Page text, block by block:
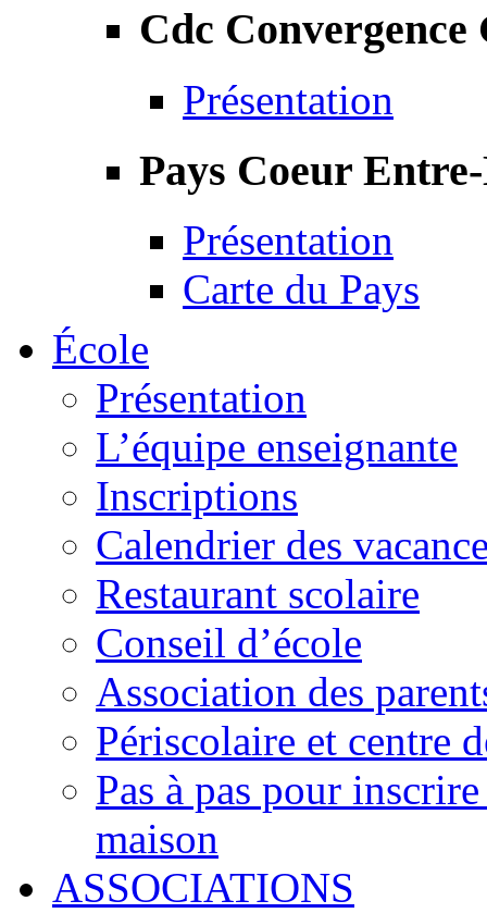
Cdc Convergence
Présentation
Pays Coeur
Présentation
Carte du Pays
École
Présentation
L’équipe enseignante
Inscriptions
Calendrier des
Restaurant scolaire
Conseil d’école
Association des
Périscolaire et centre
Pas à pas pour
maison
ASSOCIATIONS